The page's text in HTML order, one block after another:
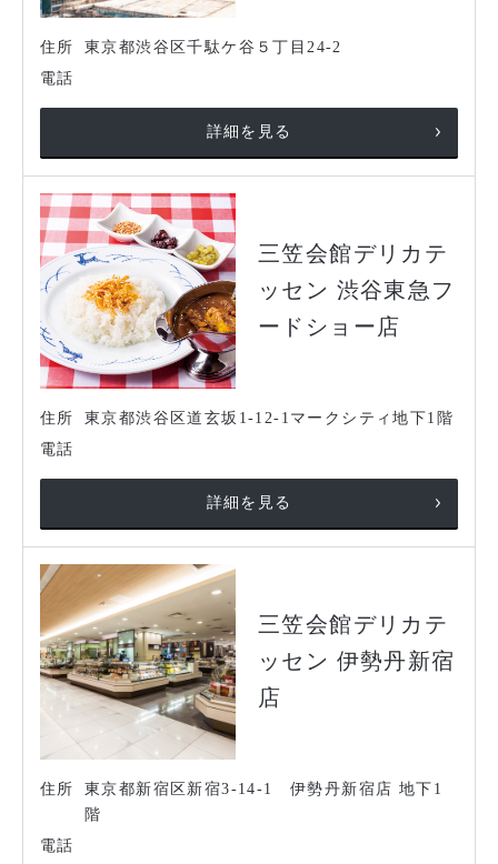
住所
東京都渋谷区千駄ケ谷５丁目24-2
電話
詳細を見る
三笠会館デリカテ
ッセン 渋谷東急フ
ードショー店
住所
東京都渋谷区道玄坂1-12-1マークシティ地下1階
電話
詳細を見る
三笠会館デリカテ
ッセン 伊勢丹新宿
店
住所
東京都新宿区新宿3-14-1 伊勢丹新宿店 地下1
階
電話